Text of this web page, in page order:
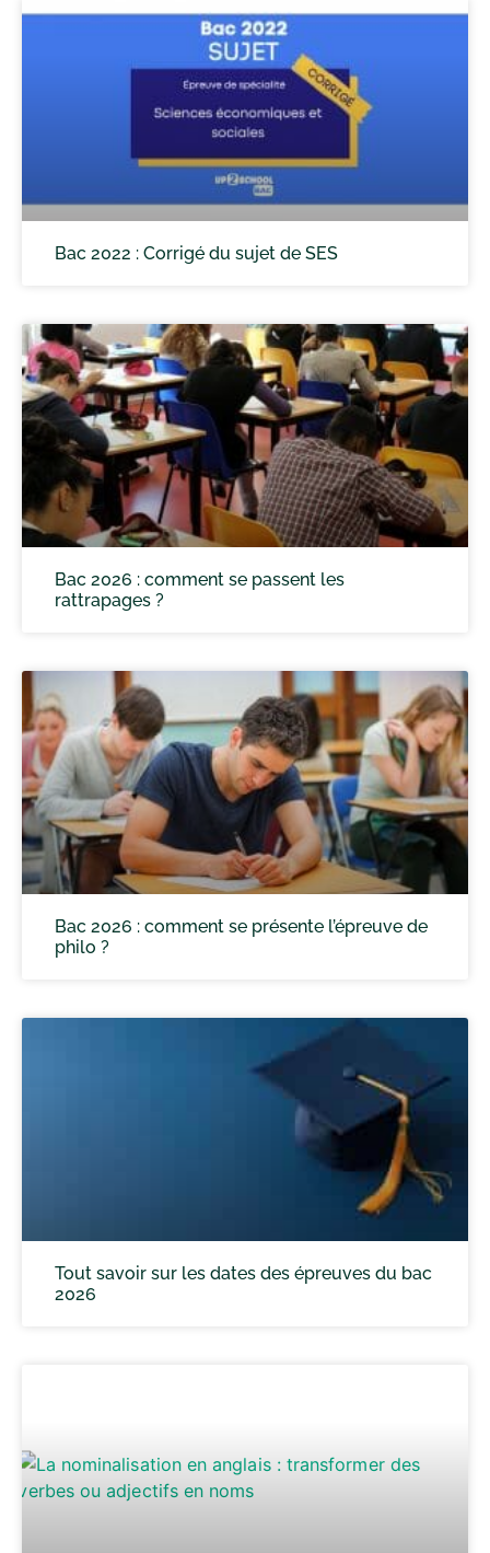
Bac 2022 : Corrigé du sujet de SES
Bac 2026 : comment se passent les
rattrapages ?
Bac 2026 : comment se présente l’épreuve de
philo ?
Tout savoir sur les dates des épreuves du bac
2026